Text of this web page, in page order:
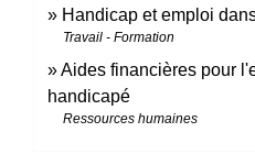
Handicap et emploi
Travail - Formation
Aides financières pour
handicapé
Ressources humaines